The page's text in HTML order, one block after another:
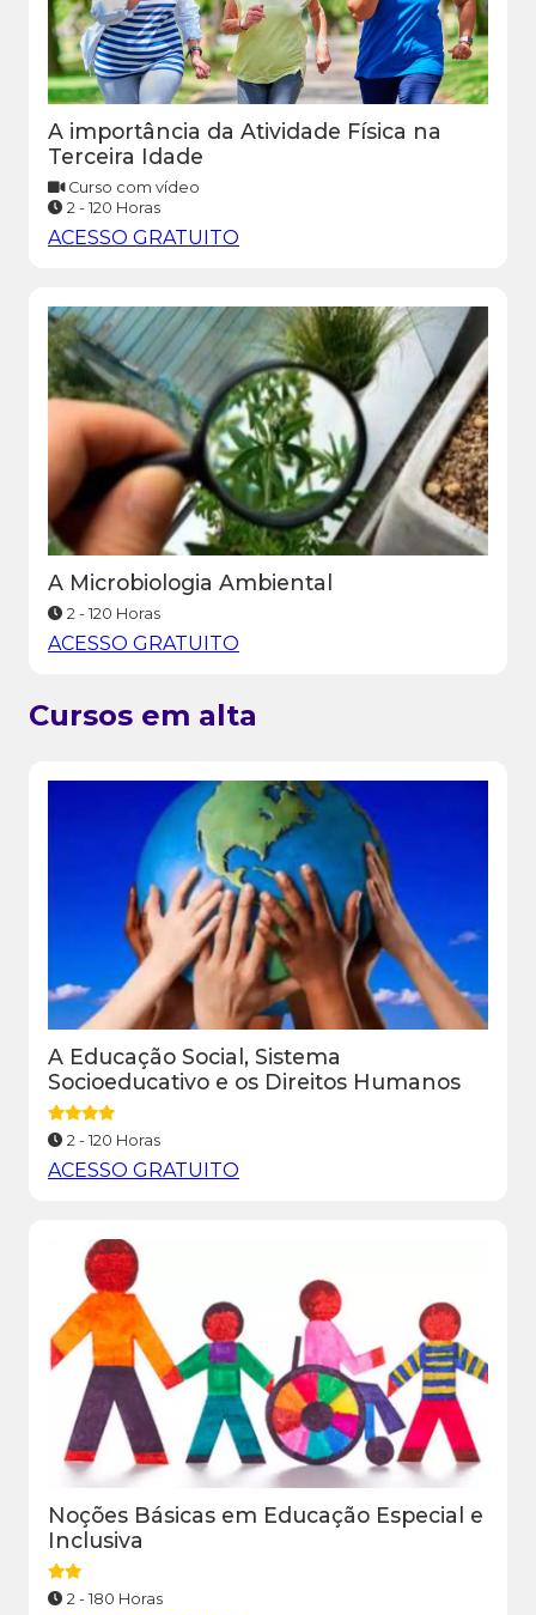
A importância da Atividade Física na
Terceira Idade
Curso com vídeo
2 - 120 Horas
ACESSO GRATUITO
A Microbiologia Ambiental
2 - 120 Horas
ACESSO GRATUITO
Cursos em alta
A Educação Social, Sistema
Socioeducativo e os Direitos Humanos
2 - 120 Horas
ACESSO GRATUITO
Noções Básicas em Educação Especial e
Inclusiva
2 - 180 Horas